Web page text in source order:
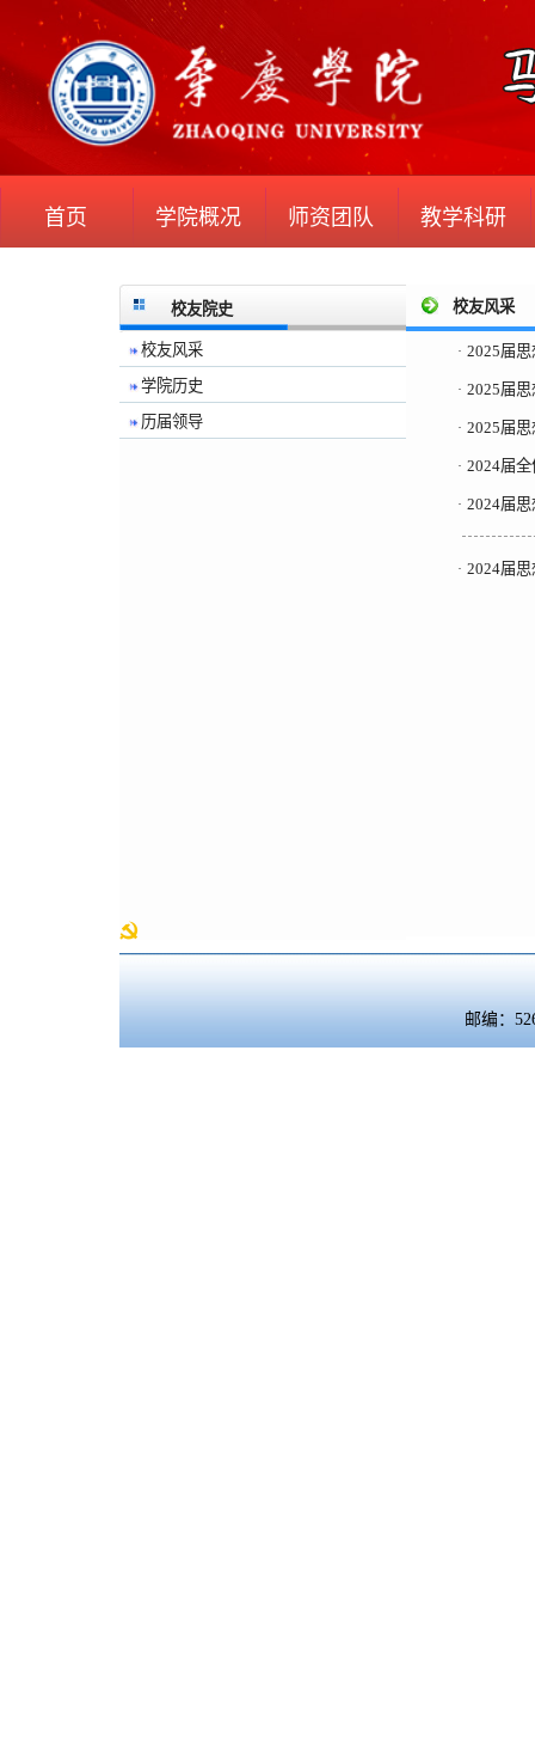
首页 学院概况 师资团队 教学科研
校友院史
校友风采
学院历史
历届领导
校友风采
· 2025届
· 2025届
· 2025届
· 2024届
· 2024届
· 2024届
邮编：